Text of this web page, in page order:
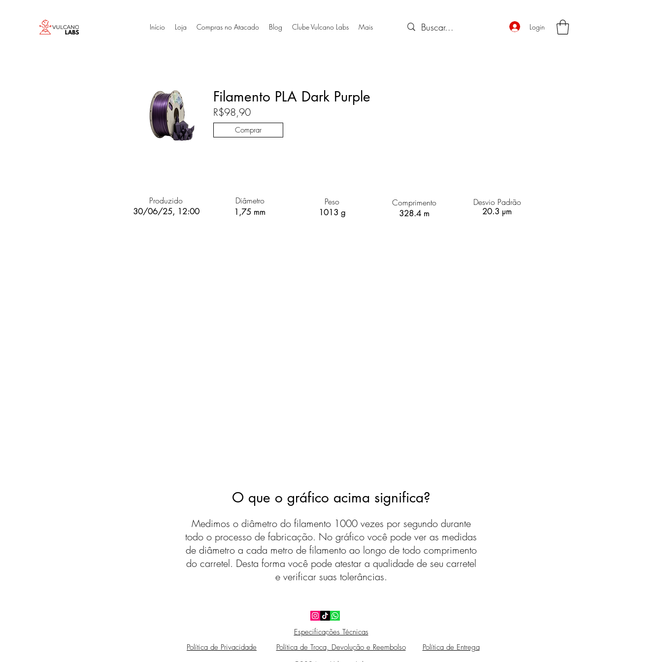
Início Loja Compras no Atacado Blog Clube Vulcano Labs Mais Login
Filamento PLA Dark Purple
R$98,90
Comprar
Produzido
30/06/25, 12:00
Diâmetro
1,75 mm
Peso
1013 g
Comprimento
328.4 m
Desvio Padrão
20.3 µm
O que o gráfico acima significa?
Medimos o diâmetro do filamento 1000 vezes por segundo durante
todo o processo de fabricação. No gráfico você pode ver as medidas
de diâmetro a cada metro de filamento ao longo de todo comprimento
do carretel. Desta forma você pode atestar a qualidade de seu carretel
e verificar suas tolerâncias.
Especificações Técnicas
Política de Privacidade
Política de Troca, Devolução e Reembolso Política de Entrega